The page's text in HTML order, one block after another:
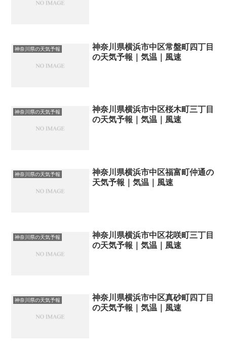
神奈川県の天気予報
神奈川県横浜市中区常盤町四丁目
の天気予報｜気温｜風速
神奈川県の天気予報
神奈川県横浜市中区桜木町三丁目
の天気予報｜気温｜風速
神奈川県の天気予報
神奈川県横浜市中区福富町仲通の
天気予報｜気温｜風速
神奈川県の天気予報
神奈川県横浜市中区花咲町三丁目
の天気予報｜気温｜風速
神奈川県の天気予報
神奈川県横浜市中区真砂町四丁目
の天気予報｜気温｜風速